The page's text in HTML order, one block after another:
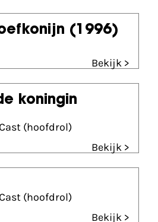
(1996)
Bekijk >
koningin
(hoofdrol)
Bekijk >
(hoofdrol)
Bekijk >